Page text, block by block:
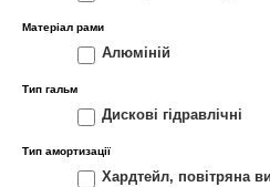
Матеріал рами
Алюміній
Тип гальм
Дискові гідравлічні
Тип амортизації
Хардтейл, повітряна